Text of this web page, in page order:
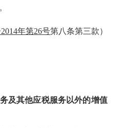
2014年第26号第八条第三款）
及其他应税服务以外的增值